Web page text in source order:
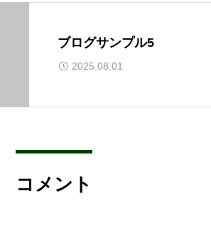
ブログサンプル5
2025.08.01
コメント